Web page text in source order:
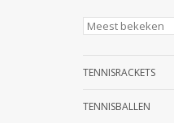
TENNISRACKETS
TENNISBALLEN